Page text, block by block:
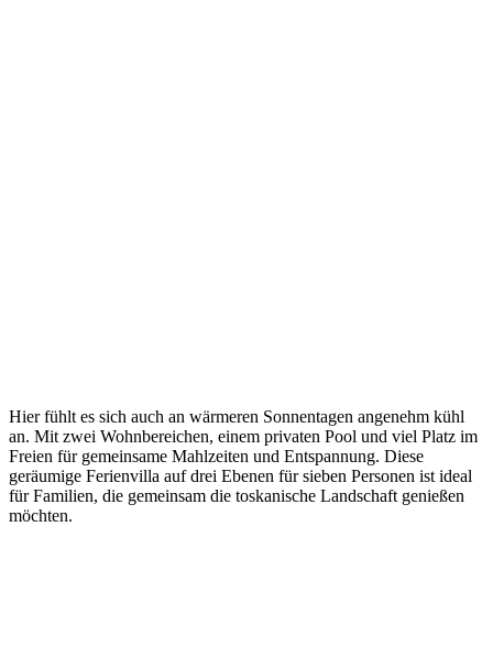
Hier fühlt es sich auch an wärmeren Sonnentagen angenehm kühl
an. Mit zwei Wohnbereichen, einem privaten Pool und viel Platz im
Freien für gemeinsame Mahlzeiten und Entspannung. Diese
geräumige Ferienvilla auf drei Ebenen für sieben Personen ist ideal
für Familien, die gemeinsam die toskanische Landschaft genießen
möchten.